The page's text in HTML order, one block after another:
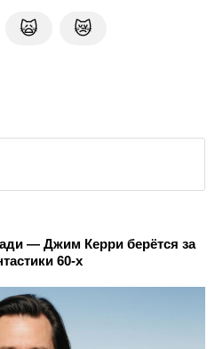
🙀 😿
— Джим Керри берётся за
60-х